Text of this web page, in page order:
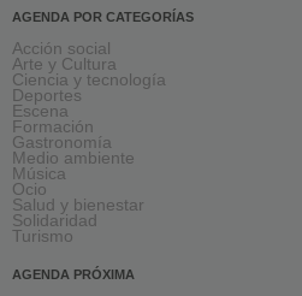
AGENDA POR CATEGORÍAS
Acción social
Arte y Cultura
Ciencia y tecnología
Deportes
Escena
Formación
Gastronomía
Medio ambiente
Música
Ocio
Salud y bienestar
Solidaridad
Turismo
AGENDA PRÓXIMA